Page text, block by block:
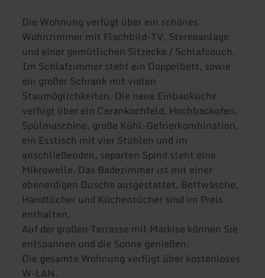
Die Wohnung verfügt über ein schönes
Wohnzimmer mit Flachbild-TV, Stereoanlage
und einer gemütlichen Sitzecke / Schlafcouch.
Im Schlafzimmer steht ein Doppelbett, sowie
ein großer Schrank mit vielen
Staumöglichkeiten. Die neue Einbauküche
verfügt über ein Cerankochfeld, Hochbackofen,
Spülmaschine, große Kühl-Gefrierkombination,
ein Esstisch mit vier Stühlen und im
anschließenden, separten Spind steht eine
Mikrowelle. Das Badezimmer ist mit einer
ebenerdigen Dusche ausgestattet. Bettwäsche,
Handtücher und Küchentücher sind im Preis
enthalten.
Auf der großen Terrasse mit Markise können Sie
entspannen und die Sonne genießen.
Die gesamte Wohnung verfügt über kostenloses
W-LAN.